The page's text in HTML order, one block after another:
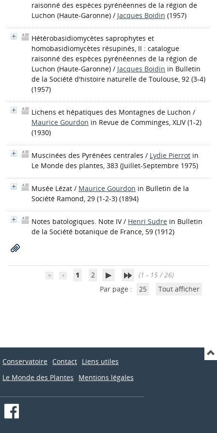
raisonné des espèces pyrénéennes de la région de
Luchon (Haute-Garonne) / Jacques Boidin (1957)
Hétérobasidiomycètes saprophytes et
homobasidiomycètes résupinés, II : catalogue
raisonné des espèces pyrénéennes de la région de
Luchon (Haute-Garonne) / Jacques Boidin in Bulletin
de la Société d'histoire naturelle de Toulouse, 92 (3-4)
(1957)
Lichens et hépatiques des Montagnes de Luchon /
Maurice Gourdon in Revue de Comminges, XLIV (1-2)
(1930)
Muscinées des Pyrénées centrales / Lydie Pierrot in
Le Monde des plantes, 383 (Juillet-Septembre 1975)
Musée Lézat / Maurice Gourdon in Bulletin de la
Société Ramond, 29 (1-2-3) (1894)
Notes batologiques. Note IV/ Henri Sudre in Bulletin
de la Société botanique de France, 59 (1912)
1 2
(1 - 15 / 26)
Par page :
25 Tout afficher
Conservatoire Contact Liens utiles
Le Monde des Plantes
Mentions légales